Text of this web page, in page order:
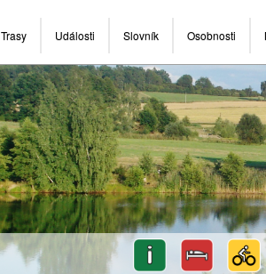
Trasy Události Slovník Osobnosti